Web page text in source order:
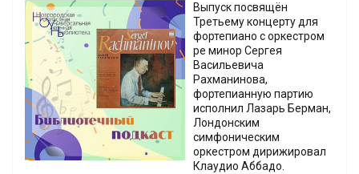
Выпуск посвящён
Третьему концерту для
фортепиано с оркестром
ре минор Сергея
Васильевича
Рахманинова,
фортепианную партию
исполнил Лазарь Берман,
Лондонским
симфоническим
оркестром дирижировал
Клаудио Аббадо.